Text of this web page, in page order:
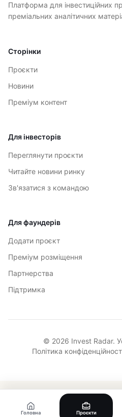
Платформа для інвестиційних
преміальних аналітичних
Сторінки
Проєкти
Новини
Преміум контент
Для інвесторів
Переглянути проєкти
Читайте новини ринку
Зв'язатися з командою
Для фаундерів
Додати проєкт
Преміум розміщення
Партнерства
Підтримка
© 2026 Invest Radar.
Політика
Головна Проєкти